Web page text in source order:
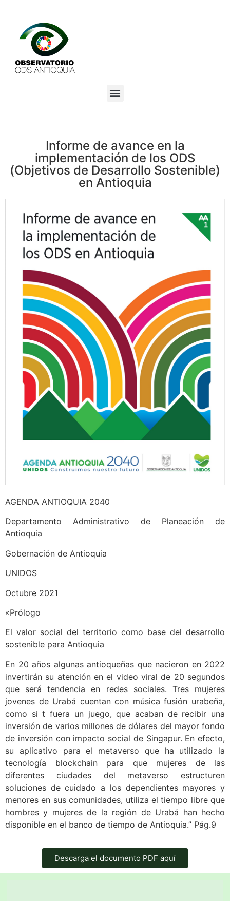
Informe de avance en la
implementación de los ODS
(Objetivos de Desarrollo Sostenible)
en Antioquia
AGENDA ANTIOQUIA 2040
Departamento Administrativo de Planeación de
Antioquia
Gobernación de Antioquia
UNIDOS
Octubre 2021
«Prólogo
El valor social del territorio como base del desarrollo
sostenible para Antioquia
En 20 años algunas antioqueñas que nacieron en 2022
invertirán su atención en el video viral de 20 segundos
que será tendencia en redes sociales. Tres mujeres
jovenes de Urabá cuentan con música fusión urabeña,
como si t fuera un juego, que acaban de recibir una
inversión de varios millones de dólares del mayor fondo
de inversión con impacto social de Singapur. En efecto,
su aplicativo para el metaverso que ha utilizado la
tecnología blockchain para que mujeres de las
diferentes ciudades del metaverso estructuren
soluciones de cuidado a los dependientes mayores y
menores en sus comunidades, utiliza el tiempo libre que
hombres y mujeres de la región de Urabá han hecho
disponible en el banco de tiempo de Antioquia.” Pág.9
Descarga el documento PDF aquí